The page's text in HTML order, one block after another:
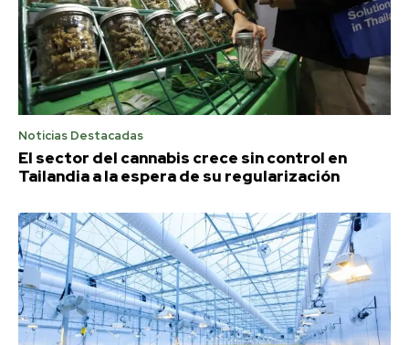
Noticias Destacadas
El sector del cannabis crece sin control en
Tailandia a la espera de su regularización